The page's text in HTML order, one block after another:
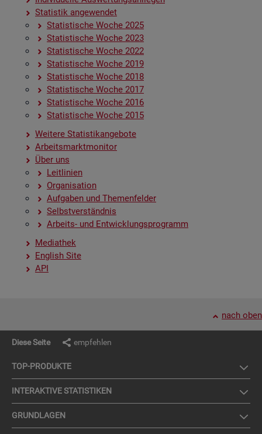
Sta­tis­tik an­ge­wen­det
Sta­tis­ti­sche Woche 2025
Sta­tis­ti­sche Woche 2023
Sta­tis­ti­sche Woche 2022
Sta­tis­ti­sche Woche 2019
Sta­tis­ti­sche Woche 2018
Sta­tis­ti­sche Woche 2017
Sta­tis­ti­sche Woche 2016
Sta­tis­ti­sche Woche 2015
Wei­te­re Sta­tis­tik­an­ge­bo­te
Ar­beits­markt­mo­ni­tor
Über uns
Leit­li­ni­en
Or­ga­ni­sa­ti­on
Auf­ga­ben und The­men­fel­der
Selbst­ver­ständ­nis
Ar­beits- und Ent­wick­lungs­pro­gramm
Me­dia­thek
English Site
API
nach oben
Diese Seite empfehlen
TOP-PRO­DUK­TE
IN­TER­AK­TI­VE STA­TIS­TI­KEN
GRUND­LA­GEN